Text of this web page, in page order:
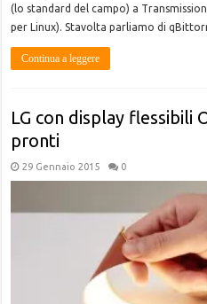
(lo standard del campo) a
per Linux). Stavolta parliamo di
Continua a leggere
LG con display flessibili
pronti
29 Gennaio 2015 0